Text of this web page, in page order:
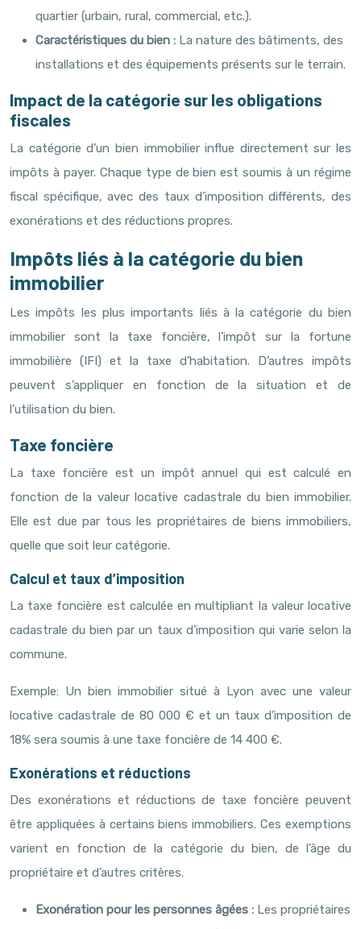
quartier (urbain, rural, commercial, etc.).
Caractéristiques du bien : La nature des bâtiments, des
installations et des équipements présents sur le terrain.
Impact de la catégorie sur les obligations
fiscales
La catégorie d’un bien immobilier influe directement sur les
impôts à payer. Chaque type de bien est soumis à un régime
fiscal spécifique, avec des taux d’imposition différents, des
exonérations et des réductions propres.
Impôts liés à la catégorie du bien
immobilier
Les impôts les plus importants liés à la catégorie du bien
immobilier sont la taxe foncière, l’impôt sur la fortune
immobilière (IFI) et la taxe d’habitation. D’autres impôts
peuvent s’appliquer en fonction de la situation et de
l’utilisation du bien.
Taxe foncière
La taxe foncière est un impôt annuel qui est calculé en
fonction de la valeur locative cadastrale du bien immobilier.
Elle est due par tous les propriétaires de biens immobiliers,
quelle que soit leur catégorie.
Calcul et taux d’imposition
La taxe foncière est calculée en multipliant la valeur locative
cadastrale du bien par un taux d’imposition qui varie selon la
commune.
Exemple: Un bien immobilier situé à Lyon avec une valeur
locative cadastrale de 80 000 € et un taux d’imposition de
18% sera soumis à une taxe foncière de 14 400 €.
Exonérations et réductions
Des exonérations et réductions de taxe foncière peuvent
être appliquées à certains biens immobiliers. Ces exemptions
varient en fonction de la catégorie du bien, de l’âge du
propriétaire et d’autres critères.
Exonération pour les personnes âgées : Les propriétaires